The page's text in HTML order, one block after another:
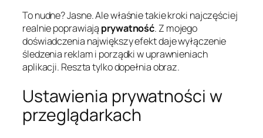
To nudne? Jasne. Ale właśnie takie kroki najczęściej
realnie poprawiają prywatność. Z mojego
doświadczenia największy efekt daje wyłączenie
śledzenia reklam i porządki w uprawnieniach
aplikacji. Reszta tylko dopełnia obraz.
Ustawienia prywatności w
przeglądarkach